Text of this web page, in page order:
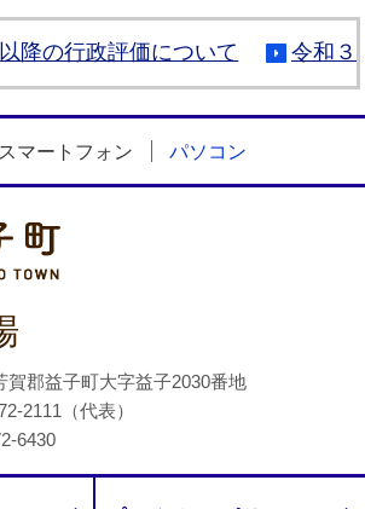
降の行政評価について 令和３
スマートフォン パソコン
賀郡益子町大字益子2030番地
2111（代表）
6430